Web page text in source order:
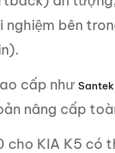
bên
cấp như
nâng cấp
cho KIA K5 có